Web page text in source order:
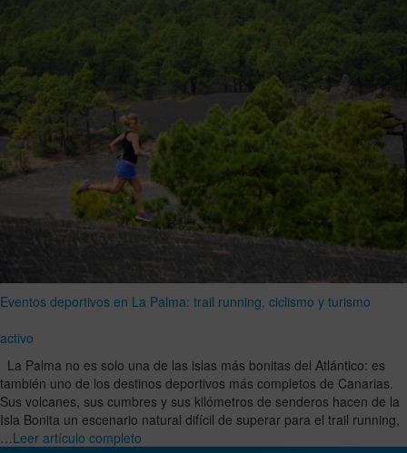
Eventos deportivos en La Palma: trail running, ciclismo y turismo
activo
La Palma no es solo una de las islas más bonitas del Atlántico: es
también uno de los destinos deportivos más completos de Canarias.
Sus volcanes, sus cumbres y sus kilómetros de senderos hacen de la
Isla Bonita un escenario natural difícil de superar para el trail running,
…Leer artículo completo